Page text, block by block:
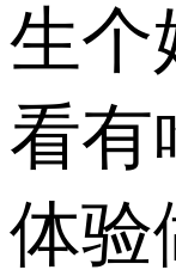
生个
看有
体验